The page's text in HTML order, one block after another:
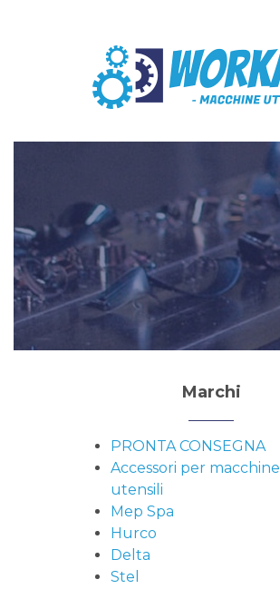
Marchi
PRONTA CONSEGNA
Accessori per macchine
utensili
Mep Spa
Hurco
Delta
Stel